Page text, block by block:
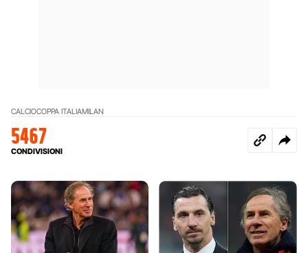
CALCIOCOPPA ITALIAMILAN
5467
CONDIVISIONI